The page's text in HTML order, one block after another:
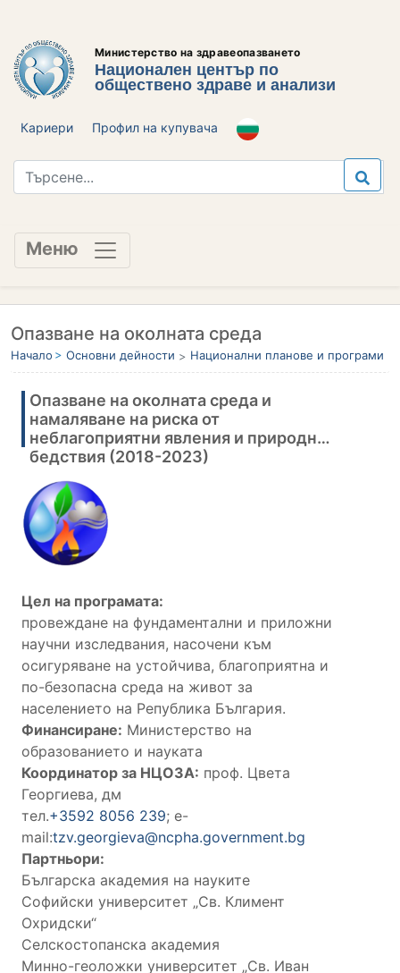
Министерство на здравеопазването
Национален център по
обществено здраве и анализи
Кариери Профил на купувача
Меню
Oпазване на околната среда
Начало Основни дейности Национални планове и програми
Oпазване на околната среда и
намаляване на риска от
неблагоприятни явления и природни
бедствия (2018-2023)
Цел на програмата:
провеждане на фундаментални и приложни
научни изследвания, насочени към
осигуряване на устойчива, благоприятна и
по-безопасна среда на живот за
населението на Република България.
Финансиранe: Министерство на
образованието и науката
Координатор за НЦОЗА: проф. Цвета
Георгиева, дм
тел.+3592 8056 239; e-
mail:tzv.georgieva@ncpha.government.bg
Партньори:
Българска академия на науките
Софийски университет „Св. Климент
Охридски“
Селскостопанска академия
Минно-геоложки университет „Св. Иван